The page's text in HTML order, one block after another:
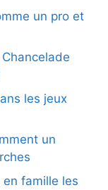
un pro et
les jeux
un
famille les